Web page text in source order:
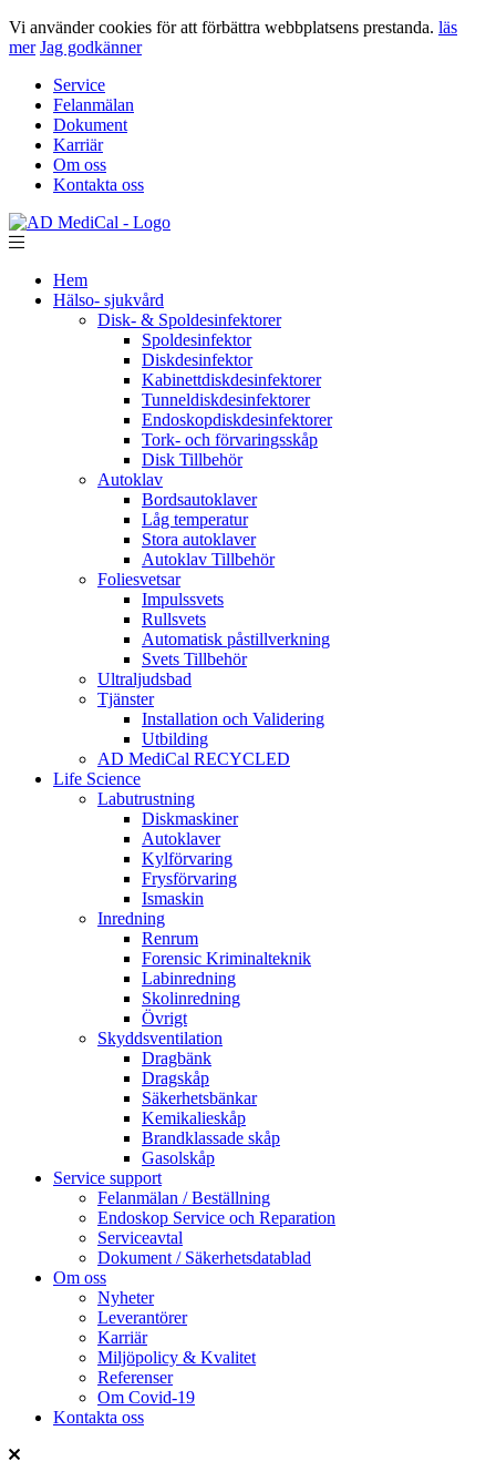
Vi använder cookies för att förbättra webbplatsens prestanda. läs
mer Jag godkänner
Service
Felanmälan
Dokument
Karriär
Om oss
Kontakta oss
Hem
Hälso- sjukvård
Disk- & Spoldesinfektorer
Spoldesinfektor
Diskdesinfektor
Kabinettdiskdesinfektorer
Tunneldiskdesinfektorer
Endoskopdiskdesinfektorer
Tork- och förvaringsskåp
Disk Tillbehör
Autoklav
Bordsautoklaver
Låg temperatur
Stora autoklaver
Autoklav Tillbehör
Foliesvetsar
Impulssvets
Rullsvets
Automatisk påstillverkning
Svets Tillbehör
Ultraljudsbad
Tjänster
Installation och Validering
Utbilding
AD MediCal RECYCLED
Life Science
Labutrustning
Diskmaskiner
Autoklaver
Kylförvaring
Frysförvaring
Ismaskin
Inredning
Renrum
Forensic Kriminalteknik
Labinredning
Skolinredning
Övrigt
Skyddsventilation
Dragbänk
Dragskåp
Säkerhetsbänkar
Kemikalieskåp
Brandklassade skåp
Gasolskåp
Service support
Felanmälan / Beställning
Endoskop Service och Reparation
Serviceavtal
Dokument / Säkerhetsdatablad
Om oss
Nyheter
Leverantörer
Karriär
Miljöpolicy & Kvalitet
Referenser
Om Covid-19
Kontakta oss